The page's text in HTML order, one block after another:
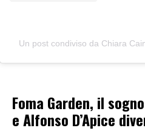
Un post condiviso da Chiara
Foma Garden, il
e Alfonso D’Apice